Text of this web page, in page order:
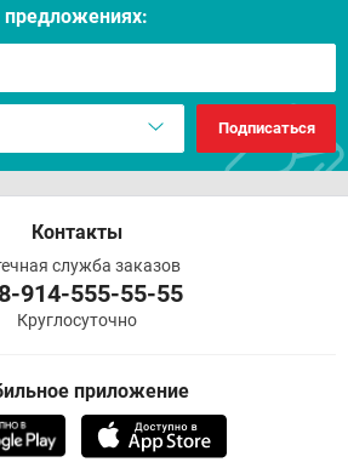
предложениях:
Подписаться
Контакты
служба заказов
8-914-555-55-55
Круглосуточно
приложение